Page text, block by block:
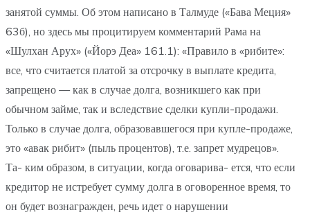
занятой суммы. Об этом написано в Талмуде («Бава Меция»
63б), но здесь мы процитируем комментарий Рама на
«Шулхан Арух» («Йорэ Деа» 161.1): «Правило в «рибите»:
все, что считается платой за отсрочку в выплате кредита,
запрещено — как в случае долга, возникшего как при
обычном займе, так и вследствие сделки купли-продажи.
Только в случае долга, образовавшегося при купле-продаже,
это «авак рибит» (пыль процентов), т.е. запрет мудрецов».
Та- ким образом, в ситуации, когда оговарива- ется, что если
кредитор не истребует сумму долга в оговоренное время, то
он будет вознагражден, речь идет о нарушении